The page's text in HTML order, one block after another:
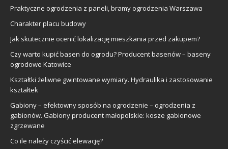
Praktyczne ogrodzenia z paneli, bramy ogrodzenia Warszawa
Charakter placu budowy
Jak skutecznie ocenić lokalizację mieszkania przed zakupem?
Czy warto kupić basen do ogrodu? Producent basenów – baseny
ogrodowe Katowice
Kształtki żeliwne gwintowane wymiary. Hydraulika i zastosowanie
kształtek
Gabiony – efektowny sposób na ogrodzenie – ogrodzenia z
gabionów. Gabiony producent małopolskie: kosze gabionowe
zgrzewane
Co ile należy czyścić elewację?